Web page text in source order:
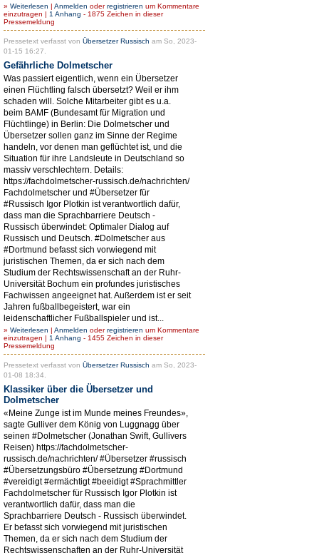
» Weiterlesen | Anmelden oderregistrieren um Kommentare
einzutragen | 1 Anhang - 1875 Zeichen in dieser
Pressemeldung
Pressetext verfasst von Übersetzer Russisch am So, 2023-
01-15 16:27.
Gefährliche Dolmetscher
Was passiert eigentlich, wenn ein Übersetzer
einen Flüchtling falsch übersetzt? Weil er ihm
schaden will. Solche Mitarbeiter gibt es u.a.
beim BAMF (Bundesamt für Migration und
Flüchtlinge) in Berlin: Die Dolmetscher und
Übersetzer sollen ganz im Sinne der Regime
handeln, vor denen man geflüchtet ist, und die
Situation für ihre Landsleute in Deutschland so
massiv verschlechtern. Details:
https://fachdolmetscher-russisch.de/nachrichten/
Fachdolmetscher und #Übersetzer für
#Russisch Igor Plotkin ist verantwortlich dafür,
dass man die Sprachbarriere Deutsch -
Russisch überwindet: Optimaler Dialog auf
Russisch und Deutsch. #Dolmetscher aus
#Dortmund befasst sich vorwiegend mit
juristischen Themen, da er sich nach dem
Studium der Rechtswissenschaft an der Ruhr-
Universität Bochum ein profundes juristisches
Fachwissen angeeignet hat. Außerdem ist er seit
Jahren fußballbegeistert, war ein
leidenschaftlicher Fußballspieler und ist...
» Weiterlesen | Anmelden oderregistrieren um Kommentare
einzutragen | 1 Anhang - 1455 Zeichen in dieser
Pressemeldung
Pressetext verfasst von Übersetzer Russisch am So, 2023-
01-08 18:34.
Klassiker über die Übersetzer und
Dolmetscher
«Meine Zunge ist im Munde meines Freundes»,
sagte Gulliver dem König von Luggnagg über
seinen #Dolmetscher (Jonathan Swift, Gullivers
Reisen) https://fachdolmetscher-
russisch.de/nachrichten/ #Übersetzer #russisch
#Übersetzungsbüro #Übersetzung #Dortmund
#vereidigt #ermächtigt #beeidigt #Sprachmittler
Fachdolmetscher für Russisch Igor Plotkin ist
verantwortlich dafür, dass man die
Sprachbarriere Deutsch - Russisch überwindet.
Er befasst sich vorwiegend mit juristischen
Themen, da er sich nach dem Studium der
Rechtswissenschaften an der Ruhr-Universität